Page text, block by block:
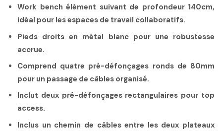
Work bench élément suivant de profondeur 140cm,
idéal pour les espaces de travail collaboratifs.
Pieds droits en métal blanc pour une robustesse
accrue.
Comprend quatre pré-défonçages ronds de 80mm
pour un passage de câbles organisé.
Inclut deux pré-défonçages rectangulaires pour top
access.
Inclus un chemin de câbles entre les deux plateaux